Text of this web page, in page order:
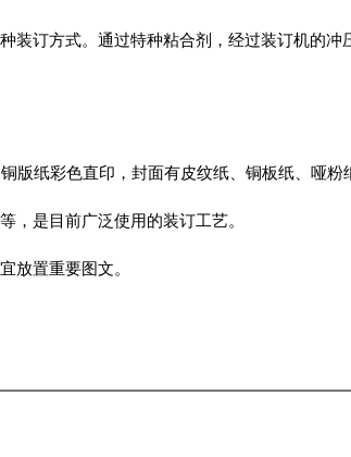
装订方式。通过特种粘合剂，经过装订机的冲
版纸彩色直印，封面有皮纹纸、铜板纸、哑粉
，是目前广泛使用的装订工艺。
放置重要图文。